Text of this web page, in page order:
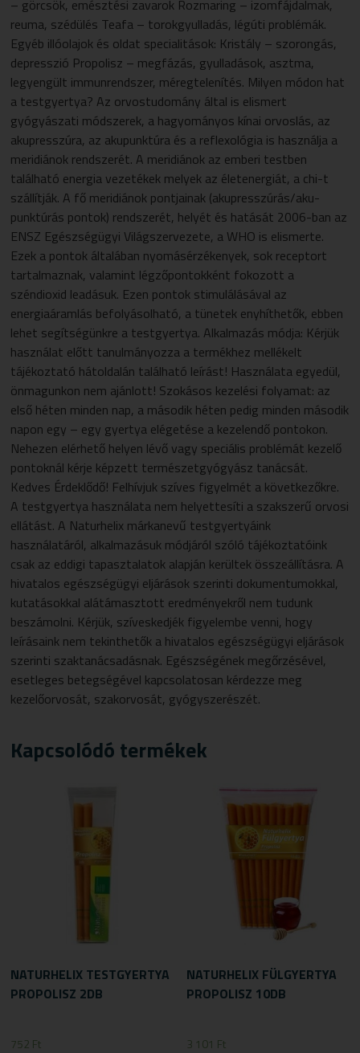
– görcsök, emésztési zavarok Rozmaring – izomfájdalmak,
reuma, szédülés Teafa – torokgyulladás, légúti problémák.
Egyéb illóolajok és oldat specialitások: Kristály – szorongás,
depresszió Propolisz – megfázás, gyulladások, asztma,
legyengült immunrendszer, méregtelenítés. Milyen módon hat
a testgyertya? Az orvostudomány által is elismert
gyógyászati módszerek, a hagyományos kínai orvoslás, az
akupresszúra, az akupunktúra és a reflexológia is használja a
meridiánok rendszerét. A meridiánok az emberi testben
található energia vezetékek melyek az életenergiát, a chi-t
szál­lít­ják. A fő meridiánok pontjainak (aku­presszú­rás/aku­
punktúrás pontok) rend­szerét, helyét és hatását 2006-ban az
ENSZ Egész­ségügyi Világ­szervezete, a WHO is elismerte.
Ezek a pontok általában nyomásérzékenyek, sok receptort
tartalmaznak, valamint légző­pon­tokként fokozott a
széndioxid leadásuk. Ezen pontok stimulálásával az
energiaáramlás befolyásolható, a tünetek enyhíthetők, ebben
lehet segítségünkre a testgyertya. Alkalmazás módja: Kérjük
használat előtt tanulmányozza a termékhez mellékelt
tájékoztató hátoldalán található leírást! Használata egyedül,
önmagunkon nem ajánlott! Szokásos kezelési folyamat: az
első héten minden nap, a második héten pedig minden második
napon egy – egy gyertya elégetése a kezelendő pontokon.
Nehezen elérhető helyen lévő vagy speciális problémát kezelő
pontoknál kérje képzett természetgyógyász tanácsát.
Kedves Érdeklődő! Felhívjuk szíves figyelmét a következőkre.
A testgyertya használata nem helyettesíti a szakszerű orvosi
ellátást. A Naturhelix márkanevű testgyertyáink
használatáról, alkalmazásuk módjáról szóló tájékoztatóink
csak az eddigi tapasztalatok alapján kerültek összeállításra. A
hivatalos egészségügyi eljárások szerinti dokumentumokkal,
kutatásokkal alátámasztott eredményekről nem tudunk
beszámolni. Kérjük, szíveskedjék figyelembe venni, hogy
leírásaink nem tekinthetők a hivatalos egészségügyi eljárások
szerinti szaktanácsadásnak. Egészségének megőrzésével,
esetleges betegségével kapcsolatosan kérdezze meg
kezelőorvosát, szakorvosát, gyógyszerészét.
Kapcsolódó termékek
NATURHELIX TESTGYERTYA
PROPOLISZ 2DB
752 Ft
NATURHELIX FÜLGYERTYA
PROPOLISZ 10DB
3 101 Ft